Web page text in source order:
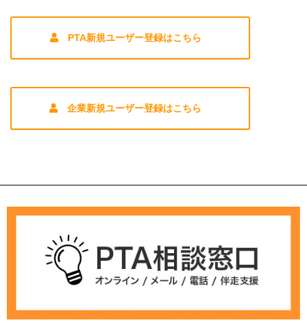
PTA新規ユーザー登録はこちら
企業新規ユーザー登録はこちら